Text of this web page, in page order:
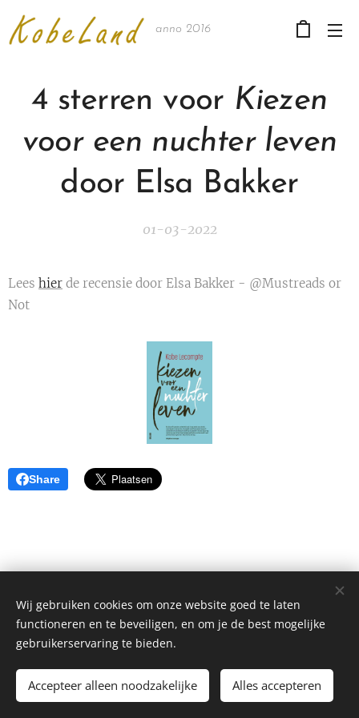
anno 2016
4 sterren voor Kiezen
voor een nuchter leven
door Elsa Bakker
01-03-2022
Lees hier de recensie door Elsa Bakker - @Mustreads or
Not
Share
Alle rechten voorbehouden 2026
Mogelijk gemaakt doorWebnode Cookies
Wij gebruiken cookies om onze website goed te laten
functioneren en te beveiligen, en om je de best mogelijke
gebruikerservaring te bieden.
Accepteer alleen noodzakelijke Alles accepteren